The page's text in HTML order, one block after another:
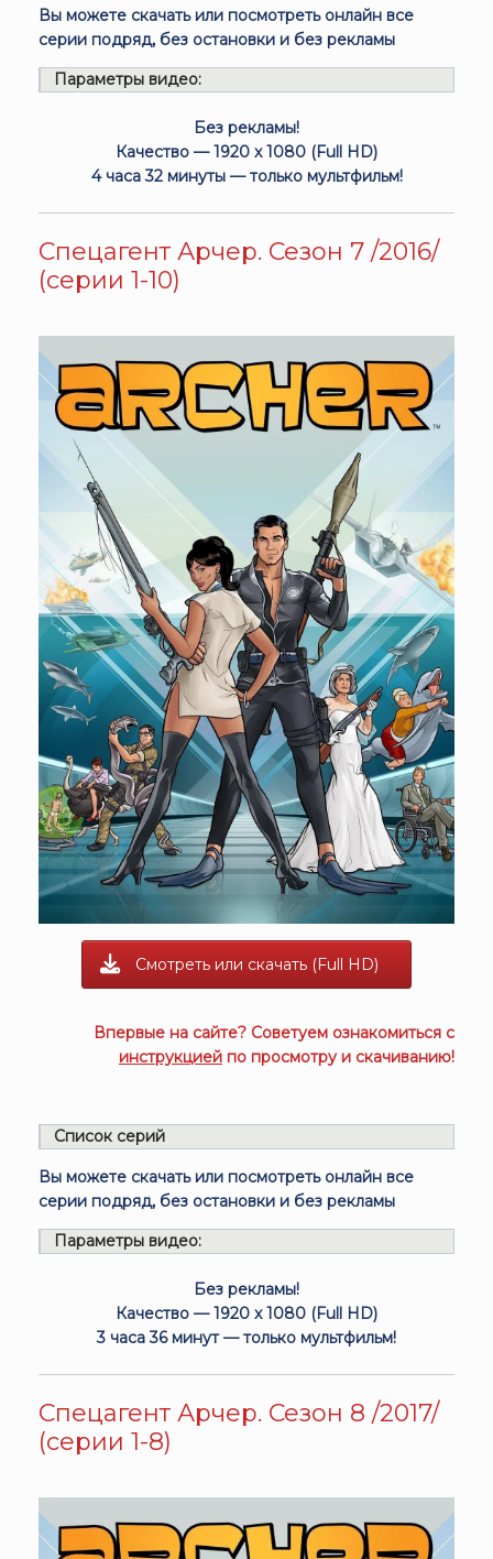
Вы можете скачать или посмотреть онлайн все
серии подряд, без остановки и без рекламы
Параметры видео:
Без рекламы!
Качество — 1920 x 1080 (Full HD)
4 часа 32 минуты — только мультфильм!
Спецагент Арчер. Сезон 7 /2016/
(серии 1-10)
Смотреть или скачать (Full HD)
Впервые на сайте? Советуем ознакомиться с
инструкцией по просмотру и скачиванию!
Список серий
Вы можете скачать или посмотреть онлайн все
серии подряд, без остановки и без рекламы
Параметры видео:
Без рекламы!
Качество — 1920 x 1080 (Full HD)
3 часа 36 минут — только мультфильм!
Спецагент Арчер. Сезон 8 /2017/
(серии 1-8)